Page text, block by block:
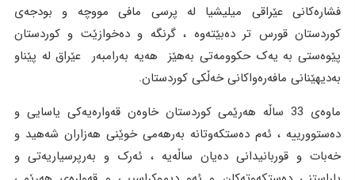
فشارەکانى عێراقى میلیشیا لە پرسى مافى مووچە و بودجەى
کوردستان قورس تر دەبێتەوە ، گرنگە و دەخوازێت و کوردستان
پێوەستى بە یەک حکوومەتى بەهێز هەیە بەرامبەر عێراق لە پێناو
بەدیهێنانى مافەرەواکانى خەڵکى کوردستان.
ماوەى 33 ساڵە هەرێمى کوردستان خاوەن قەوارەیەکى یاسایی و
دەستوورییە ، ئەم دەستکەوتانە بەرهەمى خوێنى هەزاران شەهید و
خەبات و قوربانیدانى دەیان ساڵەیە ، ئەرک و بەرپرسیاریەتى و